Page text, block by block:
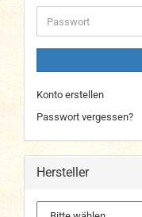
Adresse
Passwort
Konto erstellen
Passwort vergessen?
Hersteller